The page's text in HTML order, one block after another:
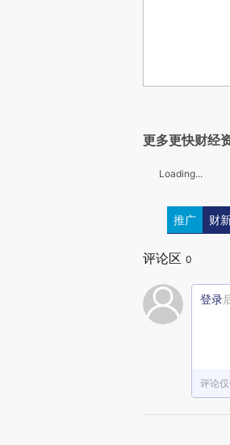
更多更快财经
Loading...
推广 财
评论区 0
登录
评论